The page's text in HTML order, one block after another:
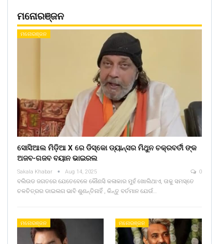
ମନୋରଞ୍ଜନ
ମନୋରଞ୍ଜନ
ସୋସିଆଲ ମିଡ଼ିଆ X ରେ ଡିସ୍କୋ ଡ୍ୟାନ୍ସର ମିଥୁନ ଚକ୍ରବର୍ତୀ ଙ୍କ
ଅଜବ-ଗଜବ ବୟାନ ଭାଇରଲ
Sakala Khabar Aug 14, 2025 0
ବଲିଉଡ ଜଗତରେ ଯେତେବେଳେ କୌଣସି କଳାକାର ମୁହଁ ଖୋଲିଥାଏ, ତାକୁ ସମସ୍ତେ
ଚଳଚିତ୍ରର ଡାଇଲଗ ଭାବି ଶୁଣନ୍ତିନାହିଁ , କିନ୍ତୁ ବର୍ତମାନ ଯେଉଁ…
ମନୋରଞ୍ଜନ ମନୋରଞ୍ଜନ